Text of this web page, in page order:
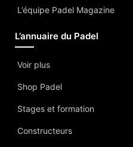
L’équipe Padel Magazine
L’annuaire du Padel
Voir plus
Shop Padel
Stages et formation
Constructeurs